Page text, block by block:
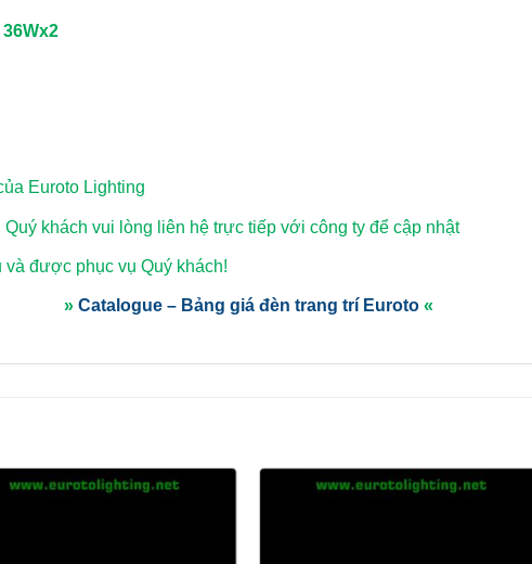
Euroto Lighting
Quý khách vui lòng liên hệ trực tiếp với công ty để cập nhật
được phục vụ Quý khách!
» Catalogue – Bảng giá đèn trang trí Euroto «